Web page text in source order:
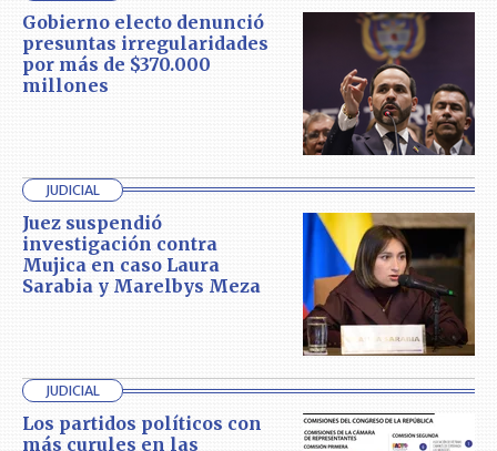
Gobierno electo denunció
presuntas irregularidades
por más de $370.000
millones
JUDICIAL
Juez suspendió
investigación contra
Mujica en caso Laura
Sarabia y Marelbys Meza
JUDICIAL
Los partidos políticos con
más curules en las